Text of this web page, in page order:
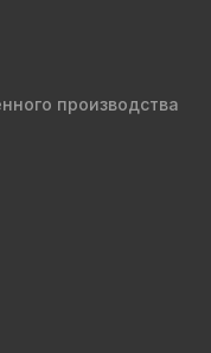
производства